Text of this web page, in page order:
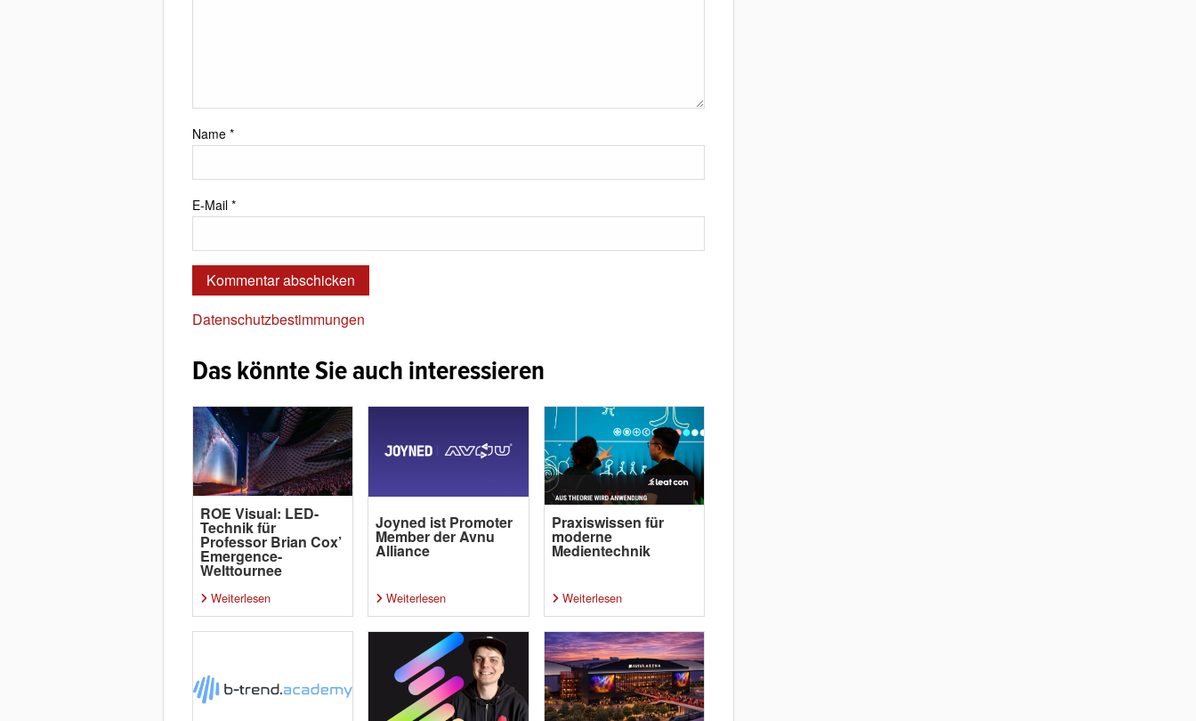
Name *
E-Mail *
Datenschutzbestimmungen
Das könnte Sie auch interessieren
ROE Visual: LED-
Technik für
Professor Brian Cox’
Emergence-
Welttournee
Weiterlesen
Joyned ist Promoter
Member der Avnu
Alliance
Weiterlesen
Praxiswissen für
moderne
Medientechnik
Weiterlesen